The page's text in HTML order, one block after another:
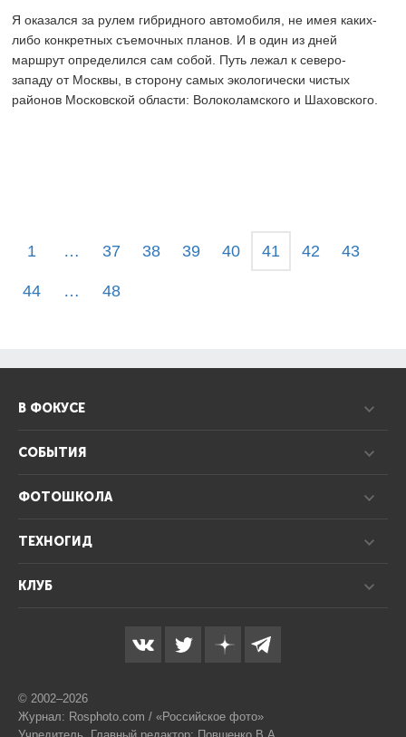
Я оказался за рулем гибридного автомобиля, не имея каких-
либо конкретных съемочных планов. И в один из дней
маршрут определился сам собой. Путь лежал к северо-
западу от Москвы, в сторону самых экологически чистых
районов Московской области: Волоколамского и Шаховского.
1 … 37 38 39 40 41 42 43
44 … 48
В ФОКУСЕ
СОБЫТИЯ
ФОТОШКОЛА
ТЕХНОГИД
КЛУБ
© 2002–2026
Журнал: Rosphoto.com / «Российское фото»